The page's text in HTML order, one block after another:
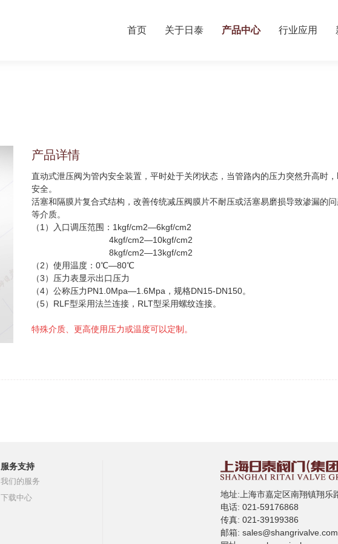
首页 关于日泰 产品中心 行业应用
产品详情
直动式泄压阀为管内安全装置，平时处于关闭状态，当管路内的压力突然升高时
安全。
活塞和隔膜片复合式结构，改善传统减压阀膜片不耐压或活塞易磨损导致渗漏的
等介质。
（1）
入口调压范围：1kgf/cm2—6kgf/cm2
4kgf/cm2—10kgf/cm2
8kgf/cm2—13kgf/cm2
（2）使用温度：0℃—80℃
（3） 压力表显示出口压力
（4）公称压力PN1.0Mpa—1.6Mpa，规格DN15-DN150。
（5） RLF型采用法兰连接，RLT型采用螺纹连接。
特殊介质、更高使用压力或温度可以定制。
服务支持
我们的服务
下载中心
地址:上海市嘉定区南翔镇翔乐
电话: 021-59176868
传真: 021-39199386
邮箱:sales@shangrivalve.com